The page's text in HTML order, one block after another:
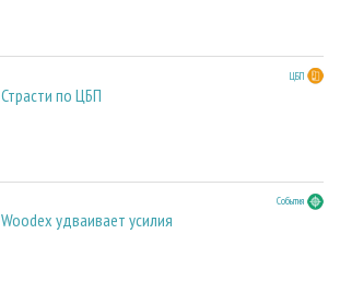
ЦБП
Страсти по ЦБП
События
Woodex удваивает усилия